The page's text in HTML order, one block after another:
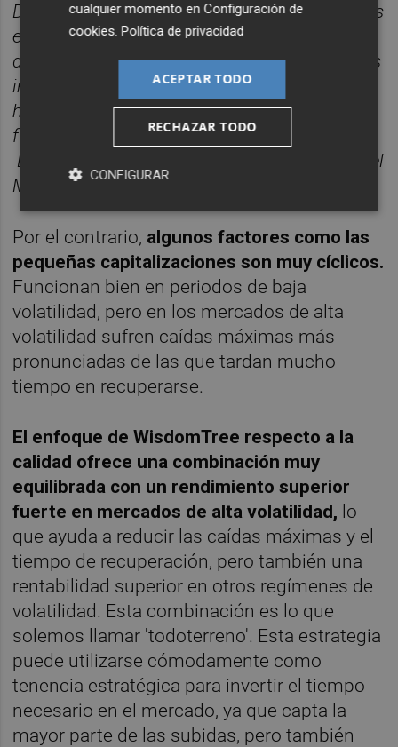
Dividend Growth Index (WisdomTree Quality) es
el 16 de octubre de 2015. No se puede invertir
directamente en un índice. Las cifras anteriores
incluyen datos contrastados. La rentabilidad
histórica no es indicativa de la rentabilidad a
futuro y cualquier inversión puede perder valor.
Los factores que se utilizan aquí se basan en el
MSCI World, excepto el WisdomTree Quality.
Por el contrario, algunos factores como las
pequeñas capitalizaciones son muy cíclicos.
Funcionan bien en periodos de baja
volatilidad, pero en los mercados de alta
volatilidad sufren caídas máximas más
pronunciadas de las que tardan mucho
tiempo en recuperarse.
El enfoque de WisdomTree respecto a la
calidad ofrece una combinación muy
equilibrada con un rendimiento superior
fuerte en mercados de alta volatilidad, lo
que ayuda a reducir las caídas máximas y el
tiempo de recuperación, pero también una
rentabilidad superior en otros regímenes de
volatilidad. Esta combinación es lo que
solemos llamar 'todoterreno'. Esta estrategia
puede utilizarse cómodamente como
tenencia estratégica para invertir el tiempo
necesario en el mercado, ya que capta la
mayor parte de las subidas, pero también
cualquier momento enConfiguración de
cookies.Política de privacidad
ACEPTAR TODO
RECHAZAR TODO
CONFIGURAR